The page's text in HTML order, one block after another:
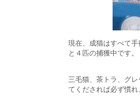
現在、成猫はすべて
と４匹の捕獲中です。
三毛猫、茶トラ、グ
てくだされば必ず慣